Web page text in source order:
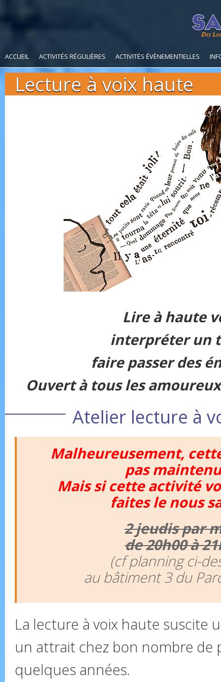
Des
ACCUEIL ACTIVITÉS RÉGULIÈRES ACTIVITÉS ÉVÈNEMENTIELLES
Lecture à voix haute
Lire à haute
interpréter un
faire passer des
Ouvert à tous les
Atelier lecture à
Malheureusement,
pas
Mais si cette activité
faites le nous
2 jeudis par
de 20h00 à
(cf planning ci-
au bâtiment 3 du
La lecture à voix haute suscite
un attrait chez bon nombre de
quelques années.